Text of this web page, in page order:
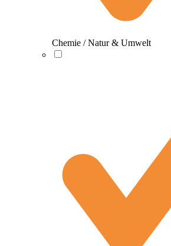
Chemie / Natur & Umwelt